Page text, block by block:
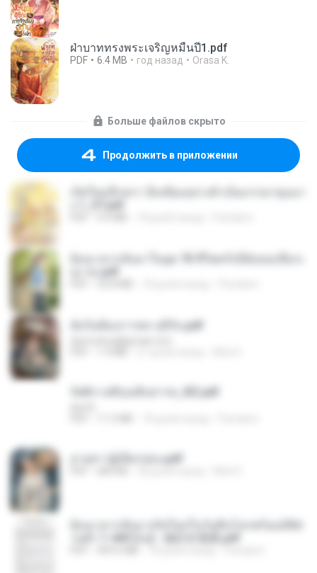
ฝ่าบาททรงพระเจริญหมื่นปี1.pdf
PDF 6.4 MB год назад Orasa K.
Больше файлов скрыто
Продолжить в приложении
เกิดใหม่อีกครา อี๋เหนียงอย่างข้าเป็นภรรยาขุนนา
ย้อนเวลากลับมาในยุค 70 ชีวิตครั้งนี้ฉันขอเลือกเ
ฉันไม่ต้องการพร สุจิรัน.pdf
รัตติกาลพิรุณสิบสารท_RZ.pdf
ม่ายสาวผู้เปียกปอน.pdf
ย้อนเวลากลับมาเกิดใหม่ในวันสิ้นโลกพร้อมมิติส่